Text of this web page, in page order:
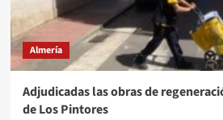
la
mayor
transformación
social
de
infraestructuras
Almería
Adjudicadas las obras de
de Los Pintores